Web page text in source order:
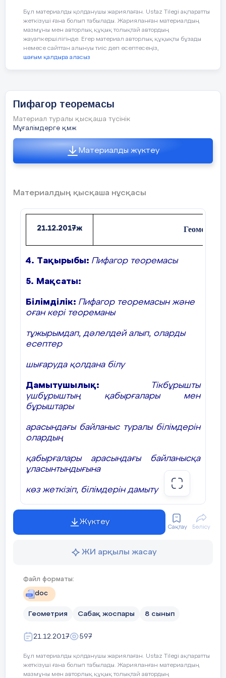
үстінде дәлелдейтін боламыз. Ол үшін
«Не?, Қандай?, Қалай?» ойынын
ойнаймыз.
І. «Не? Қандай? Қалай?» іздену,
қимыл-жауап ойыны.
ұғалім: Сонымен, алдарыңыздағы
фигураларға назар аударыңыздар.
өздеріне жеке-жеке үш-үштен
аудандары көрсетілген шаршылар
болады. Бір үлгісі тақтада магнитті
- Қалай ойлайсыздар, ондағы өлшем
қандай байланыс бар?(кішілерінің
қосындысы үлкеніне тең)
- Әрбір екеуінінің тек бірғана ортақ
төбесі болатындай етіп
орналастыруға бола ма?(уақыт
беріледі, оқушылар орналастырады,
болады)
- Қандай біз білетін жазық фигура
пайда болды?(үшбұрыш)
- Фигура - үшбұрыштың қай түрі?
(тікбұрышты үшбұрыш)
шаршылардың қандай элементтерімен
қандай байланысы бар?( қабырғалары
-
Одан қандай қорытындыға келуге
болады?(катеттері квадраттарының
қосындысы гипотенузаның квадратына
тең)
Бұл материалды қолданушы жариялаған. Ustaz Tilegi ақпаратты
жеткізуші ғана болып табылады. Жарияланған материалдың
мазмұны мен авторлық құқық толықтай автордың
жауапкершілігінде. Егер материал авторлық құқықты бұзады
немесе сайттан алынуы тиіс деп есептесеңіз,
шағым қалдыра аласыз
Пифагор теоремасы
Материал туралы қысқаша түсінік
Мұғалімдерге қмж
Материалды жүктеу
Материалдың қысқаша нұсқасы
21.12.2017ж
4. Тақырыбы: Пифагор теоремасы
5. Мақсаты:
Білімділік: Пифагор теоремасын және
оған кері теореманы
тұжырымдап, дәлелдей алып, оларды
есептер
шығаруда қолдана білу
Дамытушылық:
Тікбұрышты
үшбұрыштың қабырғалары мен
бұрыштары
арасындағы байланыс туралы білімдерін
олардың
қабырғалары арасындағы байланысқа
ұласынтындығына
көз жеткізіп, білімдерін дамыту
Тәрбиелік: Ұқыптылыққа,
тиянақтылыққа, мұқияттылыққа зер салу
математика, сызу, информатика
7. Көрнекілігі: Интерактивті тақта
Office ( Excel, Power Point,
Жүктеу
Сақтау Бөлісу
ЖИ арқылы жасау
Файл форматы:
doc
Геометрия Сабақ жоспары 8 сынып
21.12.2017 597
Бұл материалды қолданушы жариялаған. Ustaz Tilegi ақпаратты
жеткізуші ғана болып табылады. Жарияланған материалдың
мазмұны мен авторлық құқық толықтай автордың